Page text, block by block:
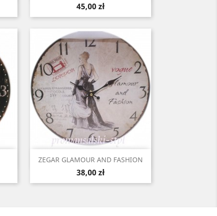
Cena
45,00 zł
ZEGAR GLAMOUR AND FASHION
Cena
38,00 zł
Szybki podgląd